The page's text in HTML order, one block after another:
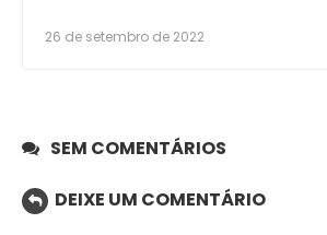
26 de setembro de 2022
SEM COMENTÁRIOS
DEIXE UM COMENTÁRIO